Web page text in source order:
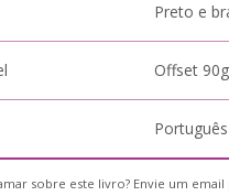
Preto e
Offset 90g
Português
sobre este livro? Envie um email